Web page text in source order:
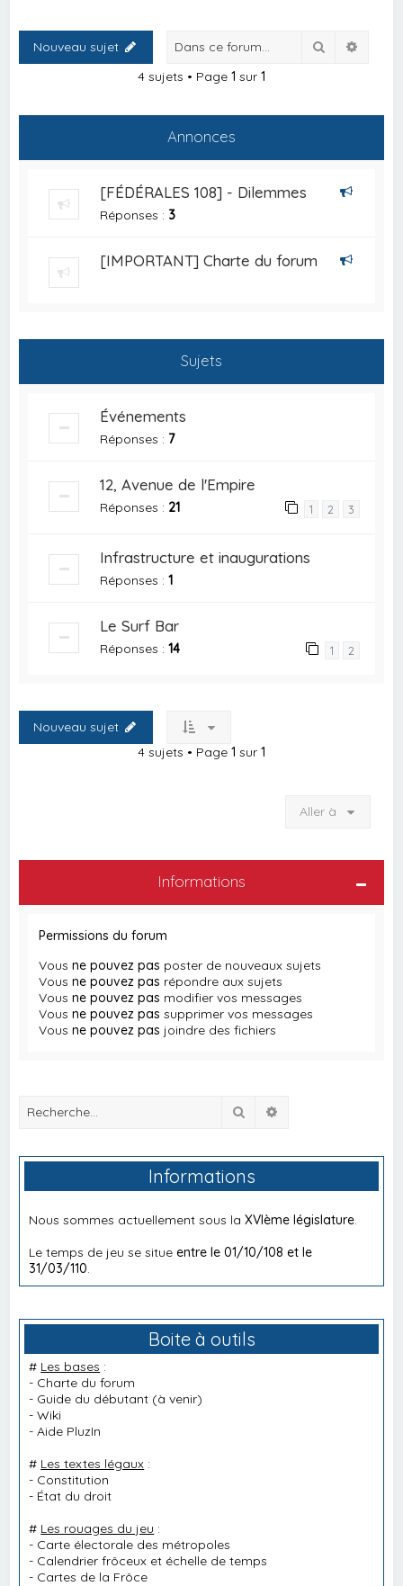
Nouveau sujet Rechercher
4 sujets • Page 1 sur 1
Annonces
[FÉDÉRALES 108] - Dilemmes
Réponses : 3
[IMPORTANT] Charte du forum
Sujets
Événements
Réponses : 7
12, Avenue de l'Empire
Réponses : 21 1 2 3
Infrastructure et inaugurations
Réponses :1
Le Surf Bar
Réponses :14 1 2
Nouveau sujet
4 sujets • Page 1 sur 1
Aller à
Informations
Permissions du forum
Vousne pouvez pas poster de nouveaux sujets
Vousne pouvez pas répondre aux sujets
Vousne pouvez pas modifier vos messages
Vousne pouvez pas supprimer vos messages
Vousne pouvez pas joindre des fichiers
Rechercher
Informations
Nous sommes actuellement sous laXVIème législature
Le temps de jeu se situeentre le 01/10/108 et le
31/03/110
Boite à outils
# Les bases :
- Charte du forum
- Guide du débutant (à venir)
-Wiki
-Aide PluzIn
# Les textes légaux :
- Constitution
- État du droit
# Les rouages du jeu :
- Carte électorale des métropoles
- Calendrier frôceux et échelle de temps
- Cartes de la Frôce